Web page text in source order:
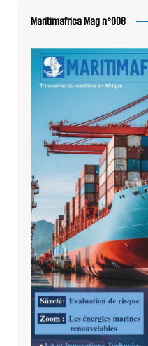
Maritimafrica Mag n°006